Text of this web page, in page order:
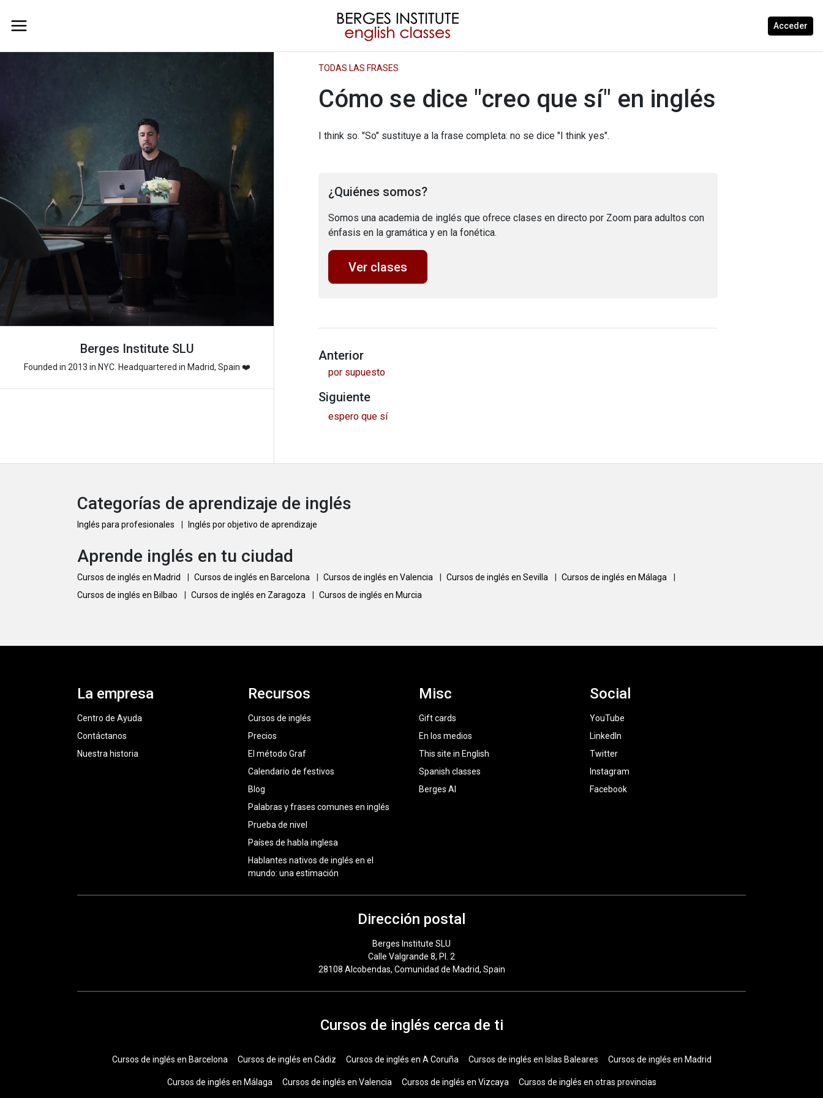
Acceder
Berges Institute SLU
Founded in 2013 in NYC. Headquartered in Madrid, Spain ❤️
TODAS LAS FRASES
Cómo se dice "creo que sí" en inglés
I think so. "So" sustituye a la frase completa: no se dice "I think yes".
¿Quiénes somos?
Somos una academia de inglés que ofrece clases en directo por Zoom para adultos con
énfasis en la gramática y en la fonética.
Ver clases
Anterior
por supuesto
Siguiente
espero que sí
Categorías de aprendizaje de inglés
Inglés para profesionales Inglés por objetivo de aprendizaje
Aprende inglés en tu ciudad
Cursos de inglés en Madrid Cursos de inglés en Barcelona Cursos de inglés en Valencia Cursos de inglés en Sevilla Cursos de inglés en Málaga
Cursos de inglés en Bilbao
Cursos de inglés en Zaragoza Cursos de inglés en Murcia
La empresa
Centro de Ayuda
Contáctanos
Nuestra historia
Recursos
Cursos de inglés
Precios
El método Graf
Calendario de festivos
Blog
Palabras y frases comunes en inglés
Prueba de nivel
Países de habla inglesa
Hablantes nativos de inglés en el
mundo: una estimación
Misc
Gift cards
En los medios
This site in English
Spanish classes
Berges AI
Social
YouTube
LinkedIn
Twitter
Instagram
Facebook
Dirección postal
Berges Institute SLU
Calle Valgrande 8, Pl. 2
28108 Alcobendas, Comunidad de Madrid, Spain
Cursos de inglés cerca de ti
Cursos de inglés en Barcelona Cursos de inglés en Cádiz Cursos de inglés en A Coruña Cursos de inglés en Islas Baleares Cursos de inglés en Madrid
Cursos de inglés en Málaga Cursos de inglés en Valencia Cursos de inglés en Vizcaya Cursos de inglés en otras provincias